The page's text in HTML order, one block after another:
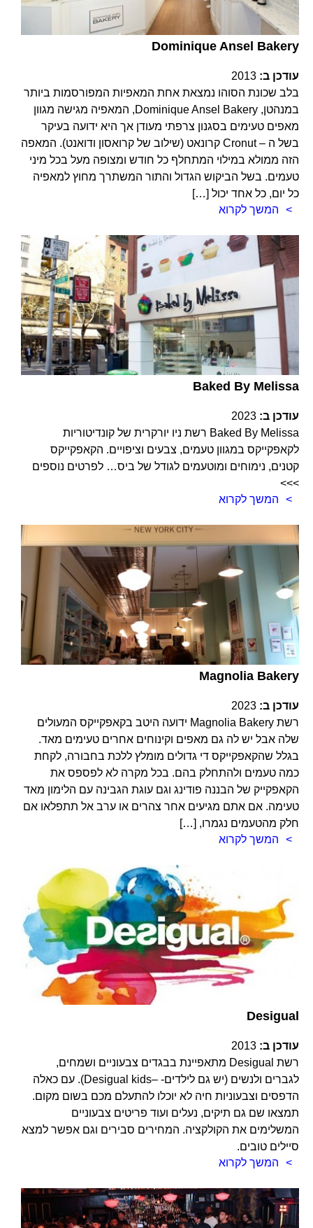
Dominique Ansel Bakery
עודכן ב: 2013
בלב שכונת הסוהו נמצאת אחת המאפיות המפורסמות ביותר
במנהטן, Dominique Ansel Bakery, המאפיה מגישה מגוון
מאפים טעימים בסגנון צרפתי מעודן אך היא ידועה בעיקר
בשל ה – Cronut קרונאט (שילוב של קרואסון ודואנט). המאפה
הזה ממולא במילוי המתחלף כל חודש ומצופה מעל בכל מיני
טעמים. בשל הביקוש הגדול והתור המשתרך מחוץ למאפיה
כל יום, כל אחד יכול […]
המשך לקרוא
Baked By Melissa
עודכן ב: 2023
Baked By Melissa רשת ניו יורקרית של קונדיטוריות
לקאפקייקס במגוון טעמים, צבעים וציפויים. הקאפקייקס
קטנים, נימוחים ומוטעמים לגודל של ביס… לפרטים נוספים
>>>
המשך לקרוא
Magnolia Bakery
עודכן ב: 2023
רשת Magnolia Bakery ידועה היטב בקאפקייקס המעולים
שלה אבל יש לה גם מאפים וקינוחים אחרים טעימים מאד.
בגלל שהקאפקייקס די גדולים מומלץ ללכת בחבורה, לקחת
כמה טעמים ולהתחלק בהם. בכל מקרה לא לפספס את
הקאפקייק של הבננה פודינג וגם עוגת הגבינה עם הלימון מאד
טעימה. אם אתם מגיעים אחר צהרים או ערב אל תתפלאו אם
חלק מהטעמים נגמרו, […]
המשך לקרוא
Desigual
עודכן ב: 2013
רשת Desigual מתאפיינת בבגדים צבעוניים ושמחים,
לגברים ולנשים (יש גם לילדים- –Desigual kids). עם כאלה
הדפסים וצבעוניות חיה לא יוכלו להתעלם מכם בשום מקום.
תמצאו שם גם תיקים, נעלים ועוד פריטים צבעוניים
המשלימים את הקולקציה. המחירים סבירים וגם אפשר למצא
סיילים טובים.
המשך לקרוא